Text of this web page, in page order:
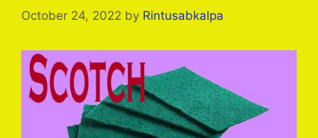
October 24, 2022 by Rintusabkalpa